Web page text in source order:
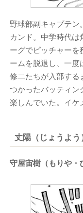
野球部副キャプテン
カンド。中学時代は
ーグでピッチャーを
ームを脱退し、一度
修二たちが入部する
つかったバッティン
楽しんでいた。イケ
丈陽（じょうよう
守屋宙樹（もりや・